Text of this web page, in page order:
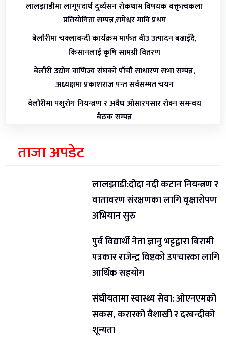
लालझाडीमा लागूपदार्थ दुर्व्यसन रोकथाम विषयक वक्तृत्वकला
प्रतियोगिता सम्पन्न,रामेश्वर मावि प्रथम
बेलौरीमा चक्लाबन्दी कार्यक्रम मार्फत बीउ उत्पादन बढाइँदै,
किसानलाई कृषि सामग्री वितरण
बेलौरी उद्योग वाणिज्य संघको पाँचौं साधारण सभा सम्पन्न,
अध्यक्षमा प्रकाशराज पन्त सर्वसम्मत चयन
बेलौरीमा पशुरोग नियन्त्रण र अवैध ओसारपसार रोक्न समन्वय
बैठक सम्पन्न
ताजा अपडेट
लालझाडी:दोदा नदी कटान नियन्त्रण र
वातावरण संरक्षणका लागि वृक्षारोपण
अभियान सुरु
पुर्व विद्यार्थी नेता ज्ञानु भट्टद्वारा बिरामी
पत्रकार राजेन्द्र विष्टको उपचारका लागि
आर्थिक सहयोग
संघीयतामा स्वास्थ्य सेवा: ओएनएमको
सकस, करारको वैशाखी र दरबन्दीको
शून्यता